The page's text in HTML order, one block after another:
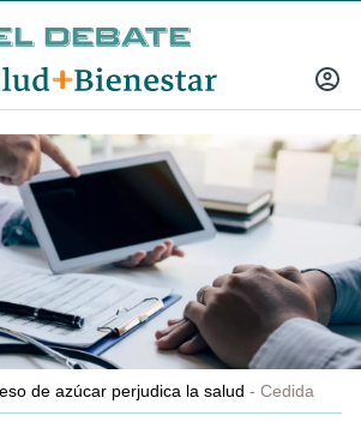
INICIAR
de azúcar perjudica la salud Cedida